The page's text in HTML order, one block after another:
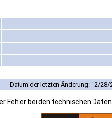
Datum der letzten Änderung: 12/28/
Fehler bei den technischen